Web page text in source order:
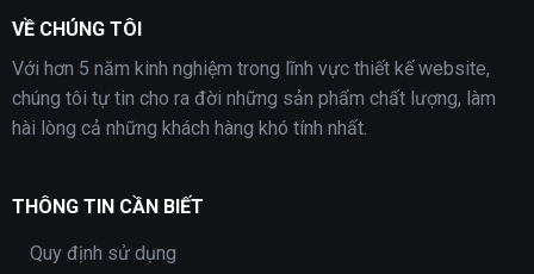
VỀ CHÚNG TÔI
Với hơn 5 năm kinh nghiệm trong lĩnh vực thiết kế website,
chúng tôi tự tin cho ra đời những sản phẩm chất lượng, làm
hài lòng cả những khách hàng khó tính nhất.
THÔNG TIN CẦN BIẾT
Quy định sử dụng